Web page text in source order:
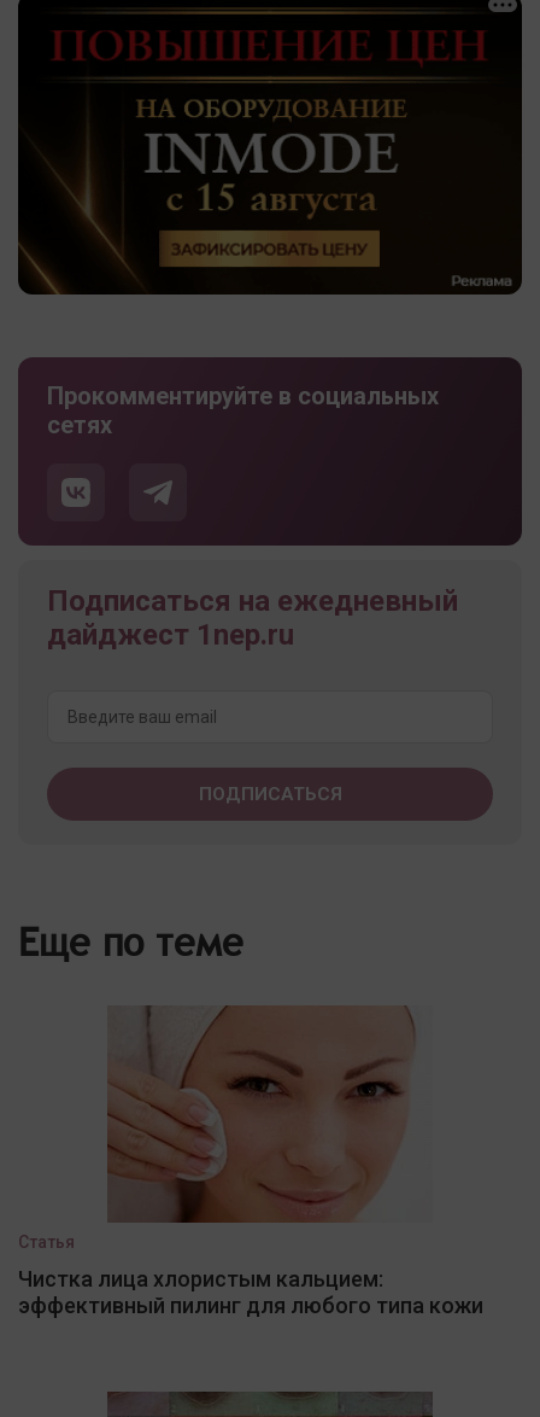
Прокомментируйте в социальных
сетях
Подписаться на ежедневный
дайджест 1nep.ru
Еще по теме
Статья
Чистка лица хлористым кальцием:
эффективный пилинг для любого типа кожи